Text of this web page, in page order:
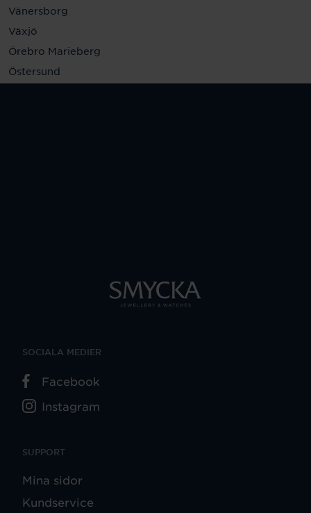
Vänersborg
Växjö
Örebro Marieberg
Östersund
SUPPORT
Mina sidor
Kundservice
SOCIALA MEDIER
Facebook
Instagram